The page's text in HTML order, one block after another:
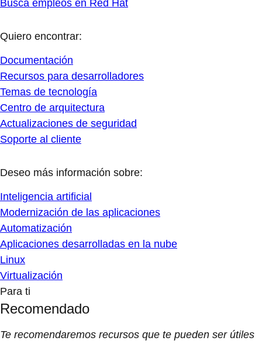
Busca empleos en Red Hat
Quiero encontrar:
Documentación
Recursos para desarrolladores
Temas de tecnología
Centro de arquitectura
Actualizaciones de seguridad
Soporte al cliente
Deseo más información sobre:
Inteligencia artificial
Modernización de las aplicaciones
Automatización
Aplicaciones desarrolladas en la nube
Linux
Virtualización
Para ti
Recomendado
Te recomendaremos recursos que te pueden ser útiles